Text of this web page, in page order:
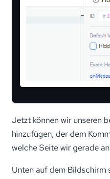
Jetzt können wir unseren
hinzufügen, der dem
welche Seite wir gerade
Unten auf dem Bildschirm